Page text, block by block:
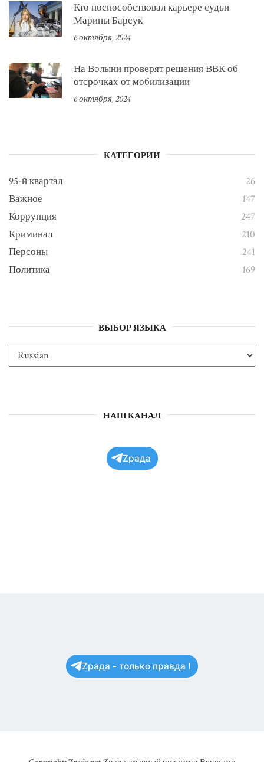
Кто поспособствовал карьере судьи
Марины Барсук
6 октября, 2024
На Волыни проверят решения ВВК об
отсрочках от мобилизации
6 октября, 2024
КАТЕГОРИИ
95-й квартал
26
Важное
147
Коррупция
247
Криминал
210
Персоны
241
Политика
169
ВЫБОР ЯЗЫКА
НАШ КАНАЛ
Zрада
Zрада - только правда !